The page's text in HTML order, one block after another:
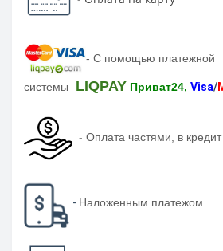
- С помощью платежной
системы LIQPAY Приват24, Visa/
- Оплата частями, в кредит
- Наложенным платежом